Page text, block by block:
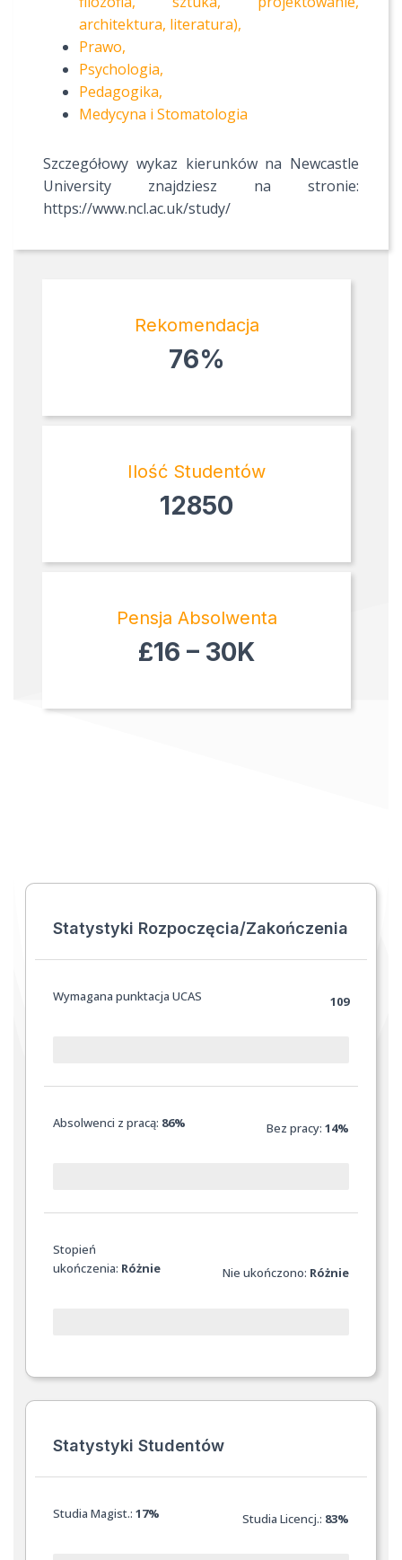
architektura, literatura),
Prawo,
Psychologia,
Pedagogika,
Medycyna i Stomatologia
Szczegółowy wykaz kierunków na Newcastle
University znajdziesz na stronie:
https://www.ncl.ac.uk/study/
Rekomendacja
76%
Ilość Studentów
12850
Pensja Absolwenta
£16 – 30K
Statystyki Rozpoczęcia/Zakończenia
Wymagana punktacja UCAS 109
Absolwenci z pracą: 86% Bez pracy: 14%
Stopień
ukończenia: Różnie Nie ukończono: Różnie
Statystyki Studentów
Studia Magist.:17% Studia Licencj.: 83%